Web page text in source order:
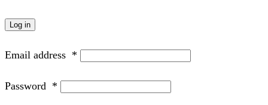
Log in
Email address *
Password *